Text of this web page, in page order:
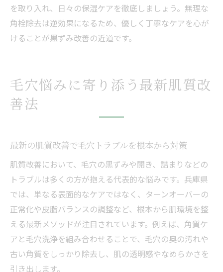
を取り入れ、日々の保湿ケアを徹底しましょう。無理な
角栓除去は逆効果になるため、優しく丁寧なケアを心が
けることが黒ずみ改善の近道です。
毛穴悩みに寄り添う最新肌質改
善法
最新の肌質改善で毛穴トラブルを根本から対策
肌質改善において、毛穴の黒ずみや開き、詰まりなどの
トラブルは多くの方が抱える代表的な悩みです。兵庫県
では、単なる表面的なケアではなく、ターンオーバーの
正常化や皮脂バランスの調整など、根本から肌環境を整
える最新メソッドが注目されています。例えば、角質ケ
アと毛穴洗浄を組み合わせることで、毛穴の奥の汚れや
古い角質をしっかり除去し、肌の透明感やなめらかさを
引き出します。